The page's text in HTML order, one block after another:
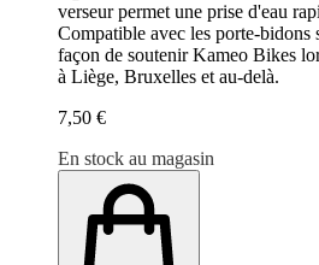
verseur permet une prise d'eau
Compatible avec les porte-bidons
façon de soutenir Kameo Bikes
à Liège, Bruxelles et au-delà.
7,50 €
En stock au magasin